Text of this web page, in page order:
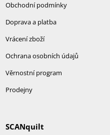
Obchodní podmínky
Doprava a platba
Vrácení zboží
Ochrana osobních údajů
Věrnostní program
Prodejny
SCANquilt